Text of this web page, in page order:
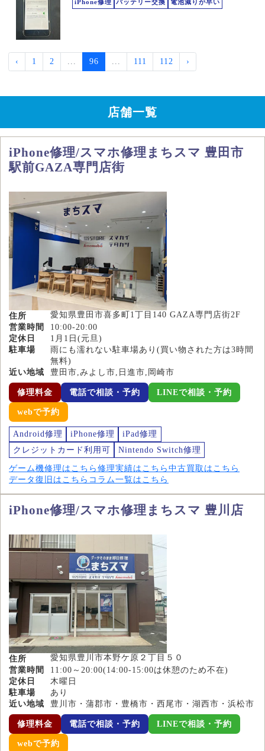
iPhone修理 バッテリー交換 電池減りが早い
‹ 1 2 ... 96 ... 111 112 ›
店舗一覧
iPhone修理/スマホ修理まちスマ 豊田市
駅前GAZA専門店街
住所
愛知県豊田市喜多町1丁目140 GAZA専門店街2F
営業時間
10:00-20:00
定休日
1月1日(元旦)
駐車場
雨にも濡れない駐車場あり(買い物された方は3時間
無料)
近い地域
豊田市,みよし市,日進市,岡崎市
修理料金 電話で相談・予約 LINEで相談・予約
webで予約
Android修理 iPhone修理
iPad修理
クレジットカード利用可
Nintendo Switch修理
ゲーム機修理はこちら 修理実績はこちら 中古買取はこちら
データ復旧はこちら コラム一覧はこちら
iPhone修理/スマホ修理まちスマ 豊川店
住所
愛知県豊川市本野ケ原２丁目５０
営業時間
11:00～20:00(14:00-15:00は休憩のため不在)
定休日
木曜日
駐車場
あり
近い地域
豊川市・蒲郡市・豊橋市・西尾市・湖西市・浜松市
修理料金 電話で相談・予約 LINEで相談・予約
webで予約